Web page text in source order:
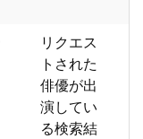
リクエス
トされた
俳優が出
演してい
る検索結